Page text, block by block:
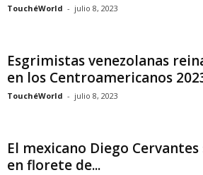
TouchéWorld - julio 8, 2023
Esgrimistas venezolanas
en los Centroamericanos
TouchéWorld - julio 8, 2023
El mexicano Diego
en florete de...